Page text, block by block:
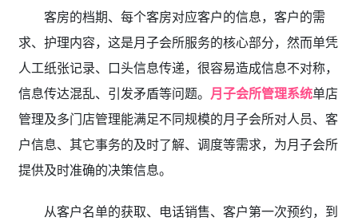
客房的档期、每个客房对应客户的信息，客户的需
求、护理内容，这是月子会所服务的核心部分，然而单凭
人工纸张记录、口头信息传递，很容易造成信息不对称，
信息传达混乱、引发矛盾等问题。 月子会所管理系统单店
管理及多门店管理能满足不同规模的月子会所对人员、客
户信息、其它事务的及时了解、调度等需求，为月子会所
提供及时准确的决策信息。
从客户名单的获取、电话销售、客户第一次预约，到